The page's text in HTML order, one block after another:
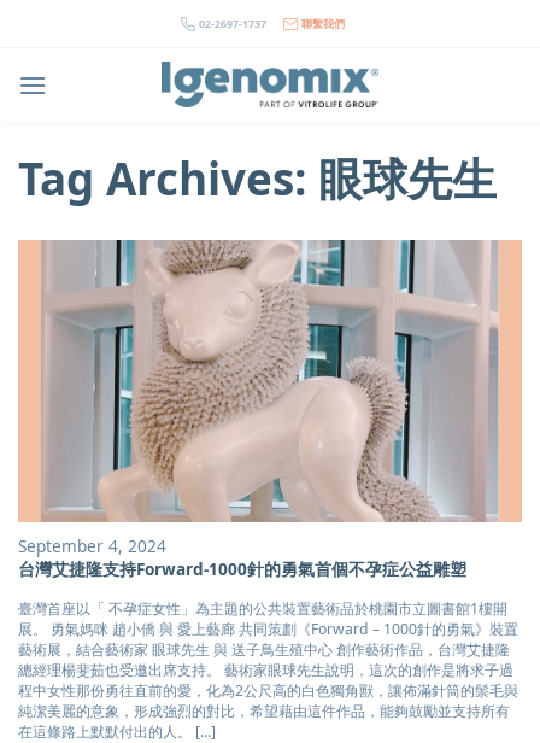
02-2697-1737 聯繫我們
Tag Archives: 眼球先生
September 4, 2024
台灣艾捷隆支持Forward-1000針的勇氣首個不孕症公益雕塑
臺灣首座以「 不孕症女性」為主題的公共裝置藝術品於桃園市立圖書館1樓開
展。 勇氣媽咪 趙小僑 與 愛上藝廊 共同策劃《Forward – 1000針的勇氣》裝置
藝術展，結合藝術家 眼球先生 與 送子鳥生殖中心 創作藝術作品，台灣艾捷隆
總經理楊斐茹也受邀出席支持。 藝術家眼球先生說明，這次的創作是將求子過
程中女性那份勇往直前的愛，化為2公尺高的白色獨角獸，讓佈滿針筒的鬃毛與
純潔美麗的意象，形成強烈的對比，希望藉由這件作品，能夠鼓勵並支持所有
在這條路上默默付出的人。 [...]